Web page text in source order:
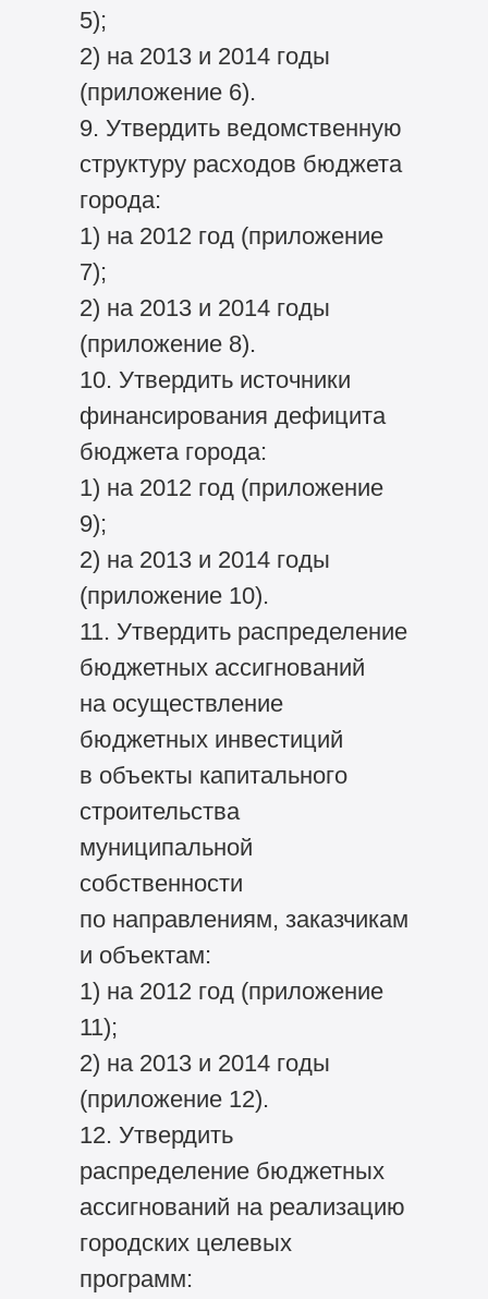
5);
2) на 2013 и 2014 годы
(приложение 6).
9. Утвердить ведомственную
структуру расходов бюджета
города:
1) на 2012 год (приложение
7);
2) на 2013 и 2014 годы
(приложение 8).
10. Утвердить источники
финансирования дефицита
бюджета города:
1) на 2012 год (приложение
9);
2) на 2013 и 2014 годы
(приложение 10).
11. Утвердить распределение
бюджетных ассигнований
на осуществление
бюджетных инвестиций
в объекты капитального
строительства
муниципальной
собственности
по направлениям, заказчикам
и объектам:
1) на 2012 год (приложение
11);
2) на 2013 и 2014 годы
(приложение 12).
12. Утвердить
распределение бюджетных
ассигнований на реализацию
городских целевых
программ: